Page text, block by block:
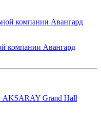
компании Авангард